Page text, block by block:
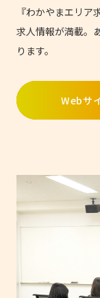
個人情報保護方針
反社会的勢力排除方
派遣事業者行動指針
『わかやまエリ
求人情報が満載。
ります。
Webサ